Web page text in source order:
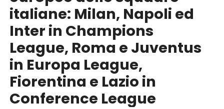
italiane: Milan, Napoli ed
Inter in Champions
League, Roma e Juventus
in Europa League,
Fiorentina e Lazio in
Conference League